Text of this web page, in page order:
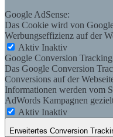
Google AdSense:
Das Cookie wird von
Werbungseffizienz auf der
Aktiv Inaktiv
Google Conversion
Das Google Conversion
Conversions auf der
Informationen werden vom
AdWords Kampagnen
Aktiv Inaktiv
Erweitertes Conversion